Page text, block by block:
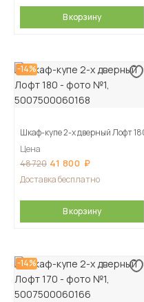
В корзину
-14%
Шкаф-купе 2-х дверный Лофт
Цена
48 720 41 800
Доставка бесплатно
В корзину
-14%